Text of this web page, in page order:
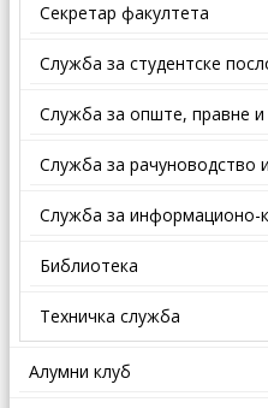
Секретар факултета
Служба за студентске
Службa зa oпштe, прaвнe и
Служба за рачуноводство
Служба за информационо-
Библиотека
Техничка служба
Алумни клуб